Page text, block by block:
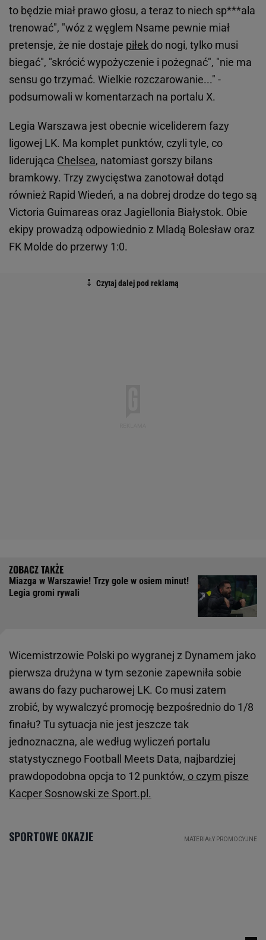
to będzie miał prawo głosu, a teraz to niech sp***ala
trenować", "wóz z węglem Nsame pewnie miał
pretensje, że nie dostaje piłek do nogi, tylko musi
biegać", "skrócić wypożyczenie i pożegnać", "nie ma
sensu go trzymać. Wielkie rozczarowanie..." -
podsumowali w komentarzach na portalu X.
Legia Warszawa jest obecnie wiceliderem fazy
ligowej LK. Ma komplet punktów, czyli tyle, co
liderująca Chelsea, natomiast gorszy bilans
bramkowy. Trzy zwycięstwa zanotował dotąd
również Rapid Wiedeń, a na dobrej drodze do tego są
Victoria Guimareas oraz Jagiellonia Białystok. Obie
ekipy prowadzą odpowiednio z Mladą Bolesław oraz
FK Molde do przerwy 1:0.
Miazga w Warszawie! Trzy gole w osiem minut!
Legia gromi rywali
Wicemistrzowie Polski po wygranej z Dynamem jako
pierwsza drużyna w tym sezonie zapewniła sobie
awans do fazy pucharowej LK. Co musi zatem
zrobić, by wywalczyć promocję bezpośrednio do 1/8
finału? Tu sytuacja nie jest jeszcze tak
jednoznaczna, ale według wyliczeń portalu
statystycznego Football Meets Data, najbardziej
prawdopodobna opcja to 12 punktów, o czym pisze
Kacper Sosnowski ze Sport.pl.